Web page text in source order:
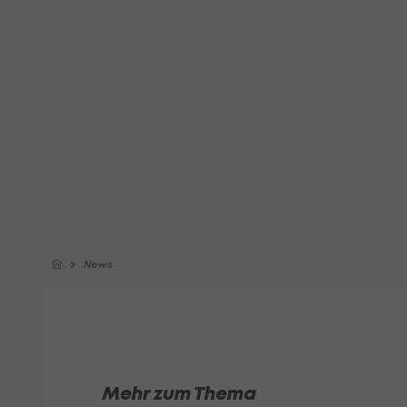
News
Mehr zum Thema